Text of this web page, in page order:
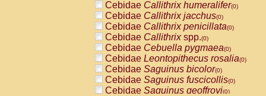
PitheciidaeChiropotes satanas(0)
PitheciidaePithecia monachus
PitheciidaePithecia pithecia(0)
CercopithecidaeCercocebus agilis
CercopithecidaeCercocebus
CercopithecidaeCercocebus
CercopithecidaeCercocebus
CercopithecidaeCercocebus
CercopithecidaeCercocebushybrid
Cebidae Callithrix humeralifer(0)
Cebidae Callithrix jacchus(0)
Cebidae Callithrix penicillata(0)
Cebidae Callithrixspp.(0)
Cebidae Cebuella pygmaea(0)
Cebidae Leontopithecus rosalia(0)
Cebidae Saguinus bicolor(0)
Cebidae Saguinus fuscicollis(0)
Cebidae Saguinus geoffroyi(0)